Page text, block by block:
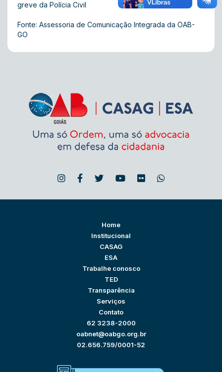
greve da Polícia Civil
Fonte: Assessoria de Comunicação Integrada da OAB-
GO
Home
Institucional
CASAG
ESA
Trabalhe conosco
TED
Transparência
Serviços
Contato
62 3238-2000
oabnet@oabgo.org.br
02.656.759/0001-52